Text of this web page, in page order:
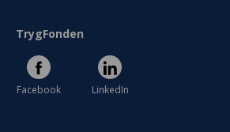
TrygFonden
Facebook LinkedIn